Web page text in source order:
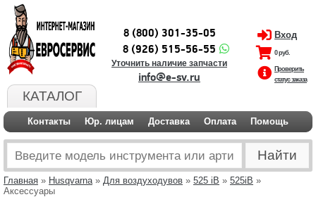
КАТАЛОГ
8 (800) 301-35-05
8 (926) 515-56-55
Уточнить наличие запчасти
info@e-sv.ru
Вход
0 руб.
Проверить
статус заказа
Контакты Юр. лицам Доставка Оплата Помощь
Главная » Husqvarna» Для воздуходувов » 525 iB » 525iB »
Аксессуары